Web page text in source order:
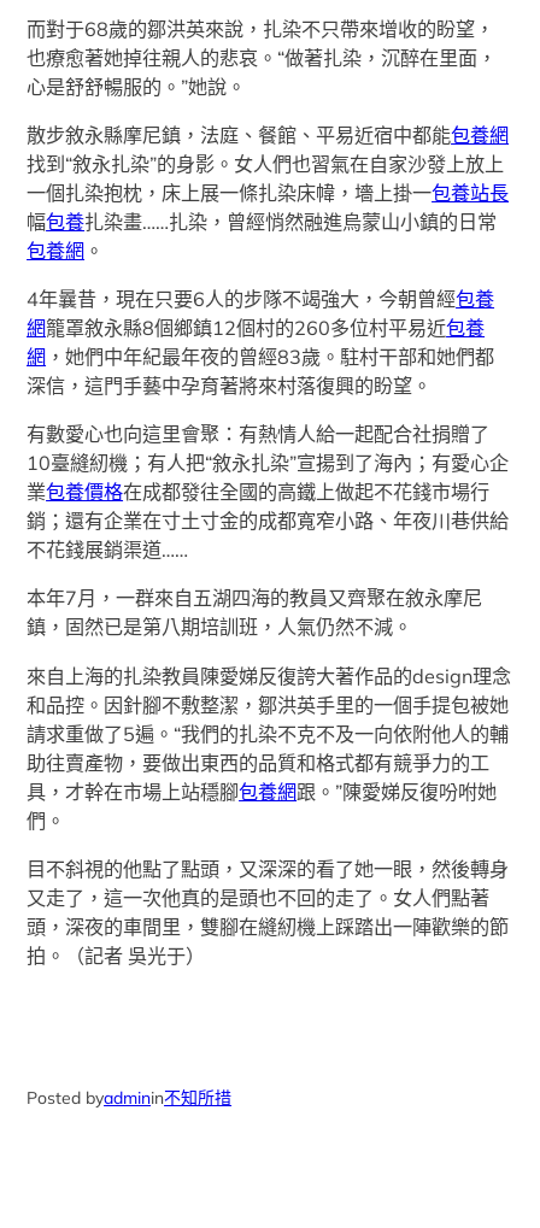
而對于68歲的鄒洪英來說，扎染不只帶來增收的盼望，
也療愈著她掉往親人的悲哀。“做著扎染，沉醉在里面，
心是舒舒暢服的。”她說。
散步敘永縣摩尼鎮，法庭、餐館、平易近宿中都能包養網
找到“敘永扎染”的身影。女人們也習氣在自家沙發上放上
一個扎染抱枕，床上展一條扎染床幃，墻上掛一包養站長
幅包養扎染畫……扎染，曾經悄然融進烏蒙山小鎮的日常
包養網 。
4年曩昔，現在只要6人的步隊不竭強大，今朝曾經包養
網籠罩敘永縣8個鄉鎮12個村的260多位村平易近包養
網 ，她們中年紀最年夜的曾經83歲。駐村干部和她們都
深信，這門手藝中孕育著將來村落復興的盼望。
有數愛心也向這里會聚：有熱情人給一起配合社捐贈了
10臺縫紉機；有人把“敘永扎染”宣揚到了海內；有愛心企
業包養價格在成都發往全國的高鐵上做起不花錢市場行
銷；還有企業在寸土寸金的成都寬窄小路、年夜川巷供給
不花錢展銷渠道……
本年7月，一群來自五湖四海的教員又齊聚在敘永摩尼
鎮，固然已是第八期培訓班，人氣仍然不減。
來自上海的扎染教員陳愛娣反復誇大著作品的design理念
和品控。因針腳不敷整潔，鄒洪英手里的一個手提包被她
請求重做了5遍。“我們的扎染不克不及一向依附他人的輔
助往賣產物，要做出東西的品質和格式都有競爭力的工
具，才幹在市場上站穩腳包養網跟。”陳愛娣反復吩咐她
們。
目不斜視的他點了點頭，又深深的看了她一眼，然後轉身
又走了，這一次他真的是頭也不回的走了。女人們點著
頭，深夜的車間里，雙腳在縫紉機上踩踏出一陣歡樂的節
拍。（記者 吳光于）
Posted byadminin不知所措